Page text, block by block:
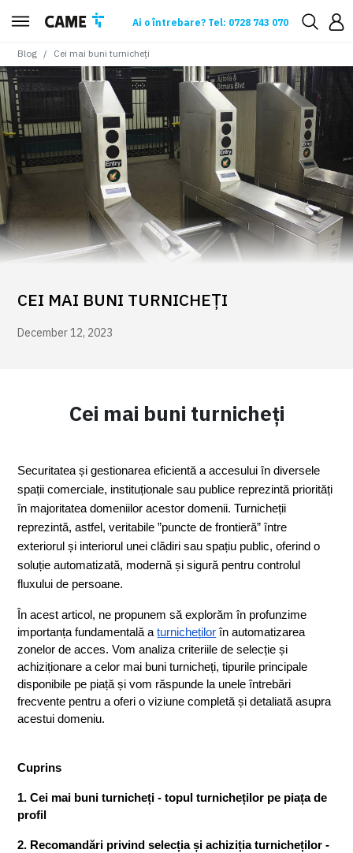
Ai o întrebare? Tel: 0728 743 070
Blog Cei mai buni turnicheți
CEI MAI BUNI TURNICHEȚI
December 12, 2023
Cei mai buni turnicheți
Securitatea și gestionarea eficientă a accesului în diversele
spații comerciale, instituționale sau publice reprezintă priorități
în majoritatea domeniilor acestor domenii. Turnicheții
reprezintă, astfel, veritabile ”puncte de frontieră” între
exteriorul și interiorul unei clădiri sau spațiu public, oferind o
soluție automatizată, modernă și sigură pentru controlul
fluxului de persoane.
În acest articol, ne propunem să explorăm în profunzime
importanța fundamentală a turnicheților în automatizarea
zonelor de acces. Vom analiza criteriile de selecție și
achiziționare a celor mai buni turnicheți, tipurile principale
disponibile pe piață și vom răspunde la unele întrebări
frecvente pentru a oferi o viziune completă și detaliată asupra
acestui domeniu.
Cuprins
1. Cei mai buni turnicheți - topul turnicheților pe piața de
profil
2. Recomandări privind selecția și achiziția turnicheților -